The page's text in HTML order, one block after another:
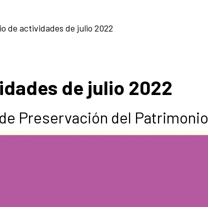
de actividades de julio 2022
de julio 2022
Preservación del Patrimonio